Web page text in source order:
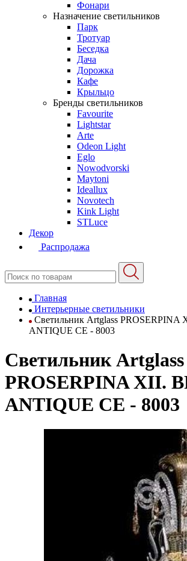
Фонари
Назначение светильников
Парк
Тротуар
Беседка
Дача
Дорожка
Кафе
Крыльцо
Бренды светильников
Favourite
Lightstar
Arte
Odeon Light
Eglo
Nowodvorski
Maytoni
Ideallux
Novotech
Kink Light
STLuce
Декор
Распродажа
Главная
Интерьерные светильники
Светильник Artglass PROSERPINA
ANTIQUE CE - 8003
Светильник Artglass
PROSERPINA XII.
ANTIQUE CE - 8003